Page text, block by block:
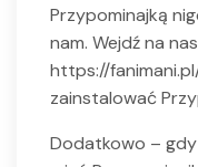
Przypominajką
nam. Wejdź na
https://
zainstalować
Dodatkowo – gdy